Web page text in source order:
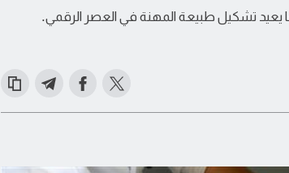
يعيد تشكيل طبيعة المهنة في العصر الرقمي.